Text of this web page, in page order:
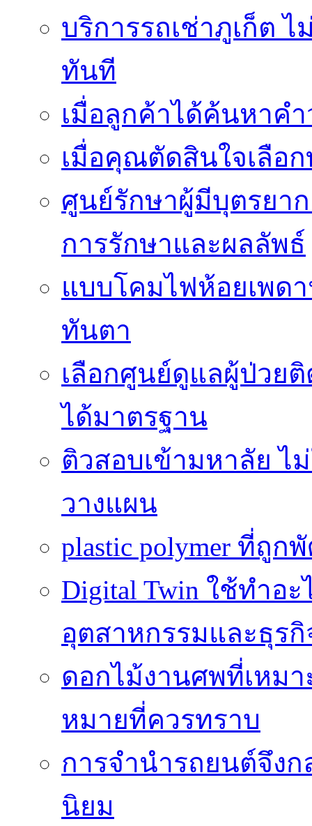
บริการรถเช่าภูเก็ต ไ
ทันที
เมื่อลูกค้าได้ค้นหาค
เมื่อคุณตัดสินใจเลือ
ศูนย์รักษาผู้มีบุตรยาก
การรักษาและผลลัพธ์
แบบโคมไฟห้อยเพด
ทันตา
เลือกศูนย์ดูแลผู้ป่วย
ได้มาตรฐาน
ติวสอบเข้ามหาลัย ไ
วางแผน
plastic polymer ที่ถู
Digital Twin ใช้ทำอ
อุตสาหกรรมและธุรกิ
ดอกไม้งานศพที่เหม
หมายที่ควรทราบ
การจำนำรถยนต์จึงก
นิยม